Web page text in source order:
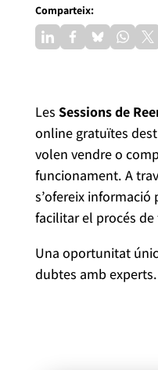
Comparteix:
Les Sessions de
online gratuïtes
volen vendre o
funcionament. A
s’ofereix informació
facilitar el procés
Una oportunitat
dubtes amb experts.